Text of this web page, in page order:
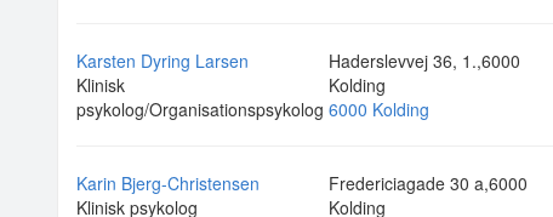
Karsten Dyring Larsen
Klinisk
psykolog/Organisationspsykolog
Haderslevvej 36, 1.,6000
Kolding
6000 Kolding
Karin Bjerg-Christensen
Klinisk psykolog
Fredericiagade 30 a,6000
Kolding